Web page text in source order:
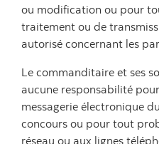
ou modification ou pour
traitement ou de
autorisé concernant les
Le commanditaire et ses
aucune responsabilité
messagerie électronique
concours ou pour tout
réseau ou aux lignes